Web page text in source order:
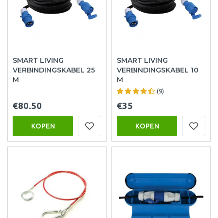
SMART LIVING
VERBINDINGSKABEL 25
M
€80.50
KOPEN
SMART LIVING
VERBINDINGSKABEL 10
M
(9)
€35
KOPEN